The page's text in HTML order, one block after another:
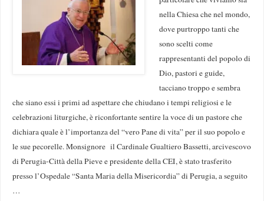
nella Chiesa che nel mondo,
dove purtroppo tanti che
sono scelti come
rappresentanti del popolo di
Dio, pastori e guide,
tacciano troppo e sembra
che siano essi i primi ad aspettare che chiudano i tempi religiosi e le
celebrazioni liturgiche, è riconfortante sentire la voce di un pastore che
dichiara quale è l’importanza del “vero Pane di vita” per il suo popolo e
le sue pecorelle. Monsignore il Cardinale Gualtiero Bassetti, arcivescovo
di Perugia-Città della Pieve e presidente della CEI, è stato trasferito
presso l’Ospedale “Santa Maria della Misericordia” di Perugia, a seguito
…